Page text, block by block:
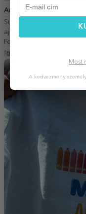
Ana Tudor 29 Május 2026
Sunteti o echipa de
ajunge exact in timpul
Felicitari!!
Most
A kedvezmény